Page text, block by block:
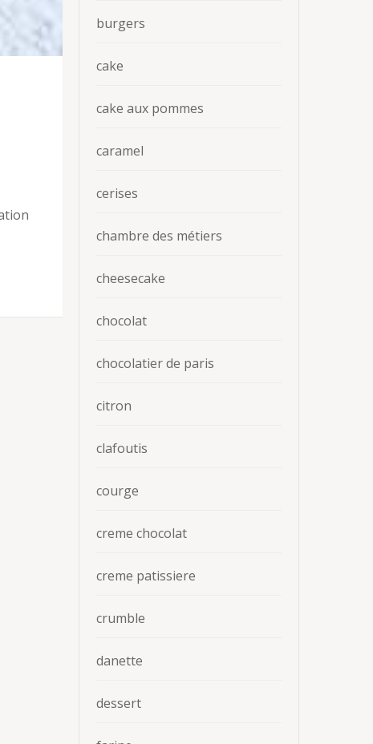
burgers
cake
cake aux pommes
caramel
cerises
chambre des métiers
cheesecake
chocolat
chocolatier de paris
citron
clafoutis
courge
creme chocolat
creme patissiere
crumble
danette
dessert